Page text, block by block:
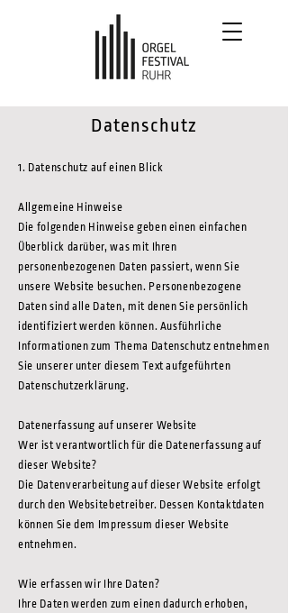
Datenschutz
1. Datenschutz auf einen Blick
Allgemeine Hinweise
Die folgenden Hinweise geben einen einfachen
Überblick darüber, was mit Ihren
personenbezogenen Daten passiert, wenn Sie
unsere Website besuchen. Personenbezogene
Daten sind alle Daten, mit denen Sie persönlich
identifiziert werden können. Ausführliche
Informationen zum Thema Datenschutz entnehmen
Sie unserer unter diesem Text aufgeführten
Datenschutzerklärung.
Datenerfassung auf unserer Website
Wer ist verantwortlich für die Datenerfassung auf
dieser Website?
Die Datenverarbeitung auf dieser Website erfolgt
durch den Websitebetreiber. Dessen Kontaktdaten
können Sie dem Impressum dieser Website
entnehmen.
Wie erfassen wir Ihre Daten?
Ihre Daten werden zum einen dadurch erhoben,